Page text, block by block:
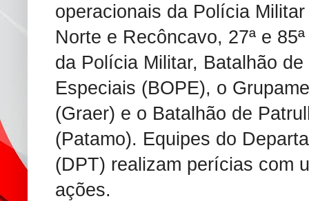
operacionais da Polícia
Norte e Recôncavo, 27ª e
da Polícia Militar, Batalhão
Especiais (BOPE), o
(Graer) e o Batalhão de
(Patamo). Equipes do
(DPT) realizam perícias com
ações.